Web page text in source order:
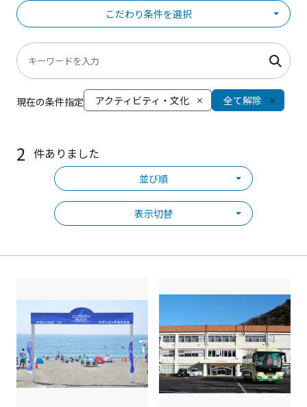
こだわり条件を選択
現在の条件指定 アクティビティ・文化 全て解除
2 件ありました
並び順
表示切替